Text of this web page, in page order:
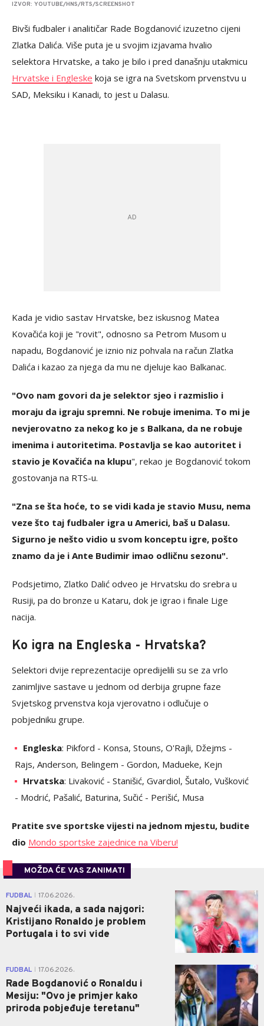
IZVOR: YOUTUBE/HNS/RTS/SCREENSHOT
Bivši fudbaler i analitičar Rade Bogdanović izuzetno cijeni
Zlatka Dalića. Više puta je u svojim izjavama hvalio
selektora Hrvatske, a tako je bilo i pred današnju utakmicu
Hrvatske i Engleske koja se igra na Svetskom prvenstvu u
SAD, Meksiku i Kanadi, to jest u Dalasu.
Kada je vidio sastav Hrvatske, bez iskusnog Matea
Kovačića koji je "rovit", odnosno sa Petrom Musom u
napadu, Bogdanović je iznio niz pohvala na račun Zlatka
Dalića i kazao za njega da mu ne djeluje kao Balkanac.
"Ovo nam govori da je selektor sjeo i razmislio i
moraju da igraju spremni. Ne robuje imenima. To mi je
nevjerovatno za nekog ko je s Balkana, da ne robuje
imenima i autoritetima. Postavlja se kao autoritet i
stavio je Kovačića na klupu", rekao je Bogdanović tokom
gostovanja na RTS-u.
"Zna se šta hoće, to se vidi kada je stavio Musu, nema
veze što taj fudbaler igra u Americi, baš u Dalasu.
Sigurno je nešto vidio u svom konceptu igre, pošto
znamo da je i Ante Budimir imao odličnu sezonu".
Podsjetimo, Zlatko Dalić odveo je Hrvatsku do srebra u
Rusiji, pa do bronze u Kataru, dok je igrao i finale Lige
nacija.
Ko igra na Engleska - Hrvatska?
Selektori dvije reprezentacije opredijelili su se za vrlo
zanimljive sastave u jednom od derbija grupne faze
Svjetskog prvenstva koja vjerovatno i odlučuje o
pobjedniku grupe.
Engleska: Pikford - Konsa, Stouns, O'Rajli, Džejms -
Rajs, Anderson, Belingem - Gordon, Madueke, Kejn
Hrvatska: Livaković - Stanišić, Gvardiol, Šutalo, Vušković
- Modrić, Pašalić, Baturina, Sučić - Perišić, Musa
Pratite sve sportske vijesti na jednom mjestu, budite
dio Mondo sportske zajednice na Viberu!
MOŽDA ĆE VAS ZANIMATI
FUDBAL 17.06.2026.
Najveći ikada, a sada najgori:
Kristijano Ronaldo je problem
Portugala i to svi vide
1
FUDBAL 17.06.2026.
Rade Bogdanović o Ronaldu i
Mesiju: "Ovo je primjer kako
priroda pobjeđuje teretanu"
0